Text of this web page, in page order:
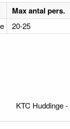
Max antal pers.
20-25
KTC Huddinge -